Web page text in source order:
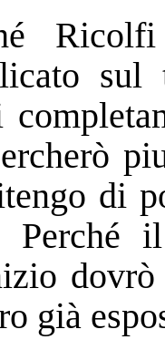
sul
di
Perché
dovrò
già